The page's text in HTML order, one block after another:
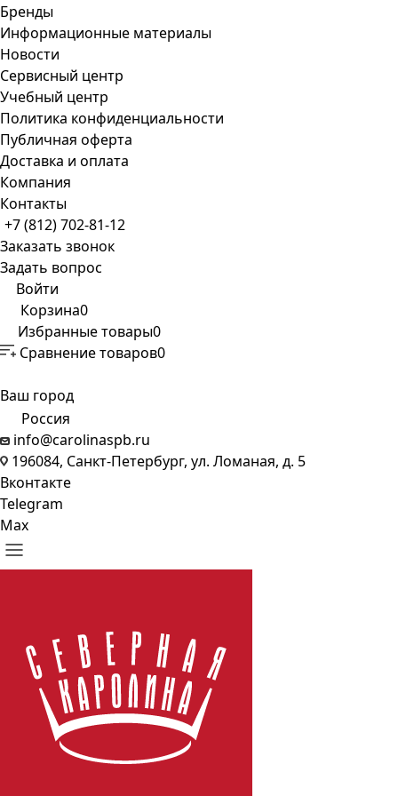
Бренды
Информационные материалы
Новости
Сервисный центр
Учебный центр
Политика конфиденциальности
Публичная оферта
Доставка и оплата
Компания
Контакты
+7 (812) 702-81-12
Заказать звонок
Задать вопрос
Войти
Корзина0
Избранные товары0
Сравнение товаров0
Ваш город
Россия
info@carolinaspb.ru
196084, Санкт-Петербург, ул. Ломаная, д. 5
Вконтакте
Telegram
Max